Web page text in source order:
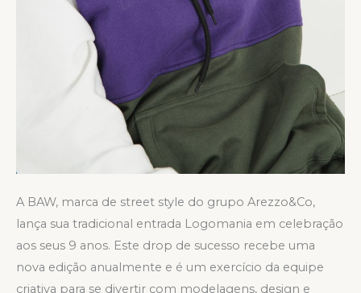
A BAW, marca de street style do grupo Arezzo&Co,
lança sua tradicional entrada Logomania em celebração
aos seus 9 anos. Este drop de sucesso recebe uma
nova edição anualmente e é um exercício da equipe
criativa para se divertir com modelagens, design e